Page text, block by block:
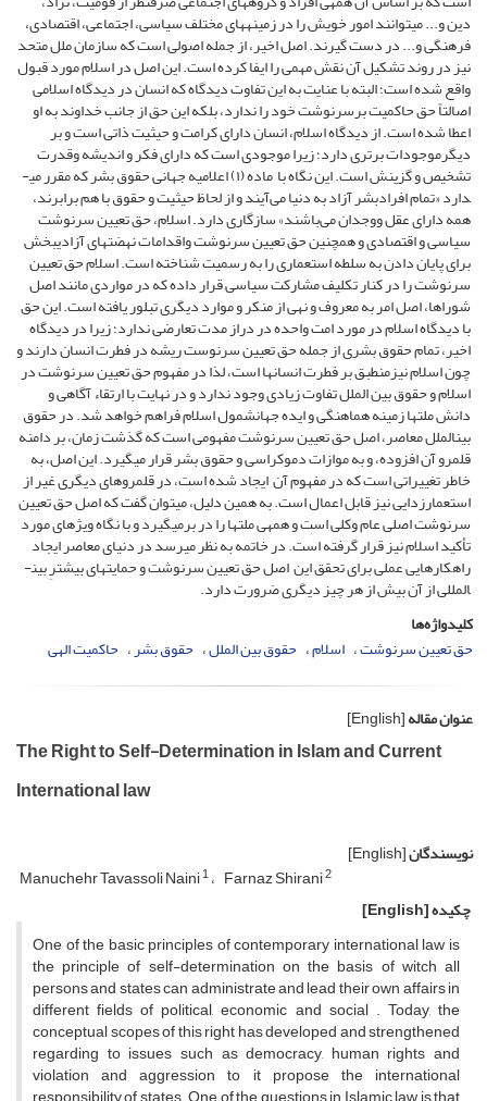
دین و... می­توانند امور خویش را در زمینه­های مختلف سیاسی، اجتماعی، اقتصادی،
فرهنگی و... در دست گیرند. اصل اخیر، از جمله اصولی است که سازمان ملل متحد
نیز در روند تشکیل آن نقش مهمی‌ را ایفا کرده است. این اصل در اسلام مورد قبول
واقع شده است؛ البته با عنایت به این تفاوت دیدگاه که انسان در دیدگاه اسلامی
اصالتاً حق حاکمیت برسرنوشت خود را ندارد، بلکه این حق از جانب خداوند به او
اعطا شده است. از دیدگاه اسلام، انسان دارای کرامت و حیثیت ذاتی است و بر
دیگرموجودات برتری دارد؛ زیرا موجودی است که دارای فکر و اندیشه وقدرت
تشخیص و گزینش است. این نگاه با ماده (۱) اعلامیه جهانی حقوق بشر که مقرر می­
دارد «تمام افرادبشر آزاد به دنیا می‌آیند و از لحاظ حیثیت و حقوق با هم برابرند،
همه دارای عقل ووجدان می‌باشند» سازگاری دارد. اسلام، حق تعیین سرنوشت
سیاسی و اقتصادی و همچنین حق تعیین سرنوشت واقدامات نهضت­های آزادی­بخش
برای پایان دادن به سلطه استعماری را به رسمیت شناخته است. اسلام حق تعیین
سرنوشت را در کنار تکلیف مشارکت سیاسى قرار داده که در مواردی مانند اصل
شوراها، اصل امر به معروف و نهى از منکر و موارد دیگری تبلور یافته است. این حق
با دیدگاه اسلام در مورد امت واحده در دراز مدت تعارضی ندارد؛ زیرا در دیدگاه
اخیر، تمام حقوق بشری از جمله حق تعیین سرنوست ریشه در فطرت انسان دارند و
چون اسلام نیزمنطبق بر فطرت انسان­ها است، لذا در مفهوم حق تعیین سرنوشت در
اسلام و حقوق بین الملل تفاوت زیادی وجود ندارد و در نهایت با ارتقاء آگاهی و
دانش ملت­ها زمینه هماهنگی و ایده جهانشمول اسلام فراهم خواهد شد. در حقوق
بین­الملل معاصر، اصل حق تعیین سرنوشت مفهومی ‌است که گذشت زمان، بر دامنه
قلمرو آن افزوده، و به موازات دموکراسی و حقوق بشر قرار می­گیرد. این اصل، به
خاطر تغییراتی است که در مفهوم آن ایجاد شده است، در قلمروهای دیگری غیر از
استعمارزدایی نیز قابل اعمال است. به همین دلیل، می­توان گفت که اصل حق تعیین
سرنوشت اصلی عام وکلی است و همه­ی ملت­ها را در برمی­گیرد و با نگاه ویژه­ای مورد
تأکید اسلام نیز قرار گرفته است. در خاتمه به نظر می­رسد در دنیای معاصر ایجاد
راهکارهایی عملی برای تحقق این اصل حق تعیین سرنوشت و حمایت­های بیشترِ بین­
المللی از آن بیش از هر چیز دیگری ضرورت دارد.
کلیدواژه‌ها
حق تعیین سرنوشت اسلام حقوق بین الملل حقوق بشر حاکمیت الهی
عنوان مقاله[English]
The Right to Self-Determination in Islam and Current
International law
نویسندگان[English]
Manuchehr Tavassoli Naini1 Farnaz Shirani2
چکیده[English]
One of the basic principles of contemporary international law is
the principle of self-determination on the basis of witch all
persons and states can administrate and lead their own affairs in
different fields of political, economic and social . Today, the
conceptual scopes of this right has developed and strengthened
regarding to issues such as democracy, human rights and
violation and aggression to it propose the international